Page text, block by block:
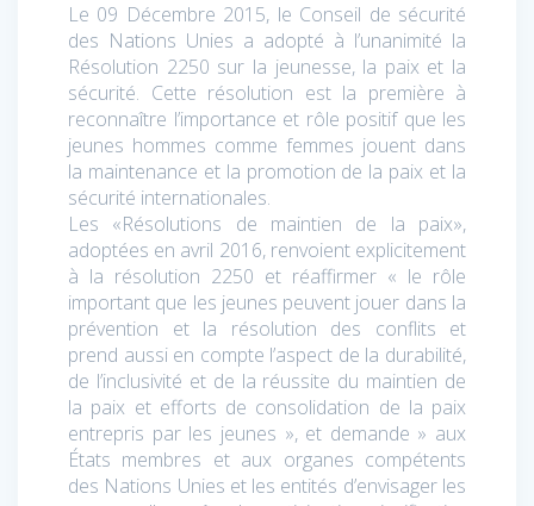
Le 09 Décembre 2015, le Conseil de sécurité
des Nations Unies a adopté à l’unanimité la
Résolution 2250 sur la jeunesse, la paix et la
sécurité. Cette résolution est la première à
reconnaître l’importance et rôle positif que les
jeunes hommes comme femmes jouent dans
la maintenance et la promotion de la paix et la
sécurité internationales.
Les «Résolutions de maintien de la paix»,
adoptées en avril 2016, renvoient explicitement
à la résolution 2250 et réaffirmer « le rôle
important que les jeunes peuvent jouer dans la
prévention et la résolution des conflits et
prend aussi en compte l’aspect de la durabilité,
de l’inclusivité et de la réussite du maintien de
la paix et efforts de consolidation de la paix
entrepris par les jeunes », et demande » aux
États membres et aux organes compétents
des Nations Unies et les entités d’envisager les